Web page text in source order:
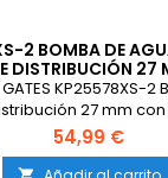
2 BOMBA DE
DISTRIBUCIÓN 27
. GATES
27 mm
54,99 €